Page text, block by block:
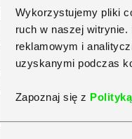
Wykorzystujemy pliki
ruch w naszej
reklamowym i
uzyskanymi podczas
Zapoznaj się z
kwoty
kwotę wolną od
od 30 000 zł do 120
przekraczających
30 tys. – tabela